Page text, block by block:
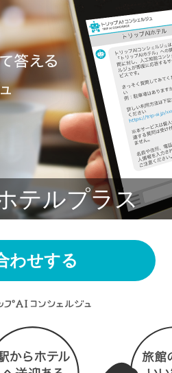
テルプラス
わせする